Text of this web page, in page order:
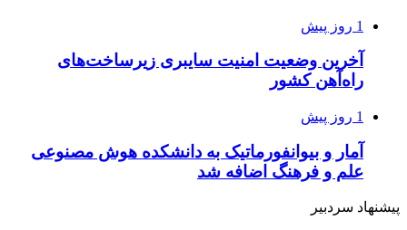
1 روز پیش
آخرین وضعیت امنیت سایبری زیرساخت‌های
راه‌آهن کشور
1 روز پیش
آمار و بیوانفورماتیک به دانشکده هوش مصنوعی
علم و فرهنگ اضافه شد
پیشنهاد سردبیر